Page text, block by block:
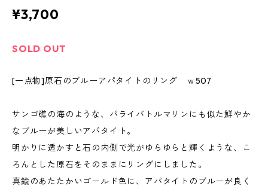
¥3,700
SOLD OUT
[一点物]原石のブルーアパタイトのリング ｗ507
サンゴ礁の海のような、パライバトルマリンにも似た鮮やか
なブルーが美しいアパタイト。
明かりに透かすと石の内側で光がゆらゆらと輝くような、こ
ろんとした原石をそのままにリングにしました。
真鍮のあたたかいゴールド色に、アパタイトのブルーが良く